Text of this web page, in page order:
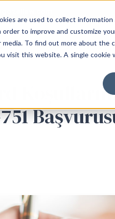
are used to collect
to improve and customize
To find out more about the
visit this website. A single
Hakkımızda